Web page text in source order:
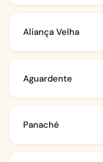
Aliança Velha
Aguardente
Panaché